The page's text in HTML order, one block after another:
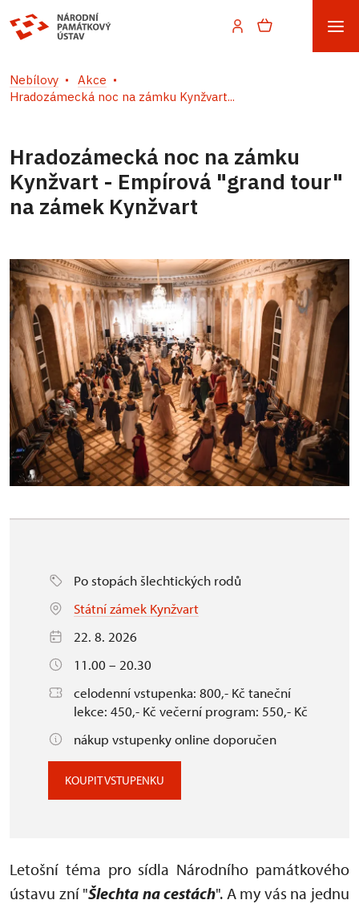
Nebílovy
Akce
Hradozámecká noc na zámku Kynžvart...
Hradozámecká noc na zámku
Kynžvart - Empírová "grand tour"
na zámek Kynžvart
Po stopách šlechtických rodů
Státní zámek Kynžvart
22. 8. 2026
11.00 – 20.30
celodenní vstupenka: 800,- Kč taneční
lekce: 450,- Kč večerní program: 550,- Kč
nákup vstupenky online doporučen
KOUPIT VSTUPENKU
Letošní téma pro sídla Národního památkového
ústavu zní "Šlechta na cestách". A my vás na jednu